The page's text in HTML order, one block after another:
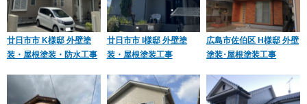
廿日市市 K様邸 外壁塗
装・屋根塗装・防水工事
廿日市市 I様邸 外壁塗
装・屋根塗装工事
広島市佐伯区 H様邸 外壁
塗装･屋根塗装工事